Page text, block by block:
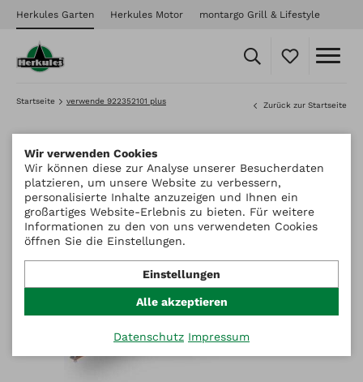
Herkules Garten Herkules Motor montargo Grill & Lifestyle
Startseite verwende 922352101 plus Zurück zur Startseite
Wir verwenden Cookies
Wir können diese zur Analyse unserer Besucherdaten
platzieren, um unsere Website zu verbessern,
personalisierte Inhalte anzuzeigen und Ihnen ein
großartiges Website-Erlebnis zu bieten. Für weitere
Informationen zu den von uns verwendeten Cookies
öffnen Sie die Einstellungen.
Einstellungen
Alle akzeptieren
Datenschutz Impressum